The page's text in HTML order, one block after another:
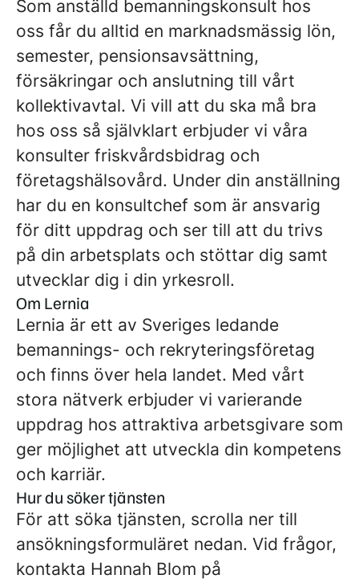
Som anställd bemanningskonsult hos
oss får du alltid en marknadsmässig lön,
semester, pensionsavsättning,
försäkringar och anslutning till vårt
kollektivavtal. Vi vill att du ska må bra
hos oss så självklart erbjuder vi våra
konsulter friskvårdsbidrag och
företagshälsovård. Under din anställning
har du en konsultchef som är ansvarig
för ditt uppdrag och ser till att du trivs
på din arbetsplats och stöttar dig samt
utvecklar dig i din yrkesroll.
Om Lernia
Lernia är ett av Sveriges ledande
bemannings- och rekryteringsföretag
och finns över hela landet. Med vårt
stora nätverk erbjuder vi varierande
uppdrag hos attraktiva arbetsgivare som
ger möjlighet att utveckla din kompetens
och karriär.
Hur du söker tjänsten
För att söka tjänsten, scrolla ner till
ansökningsformuläret nedan. Vid frågor,
kontakta Hannah Blom på